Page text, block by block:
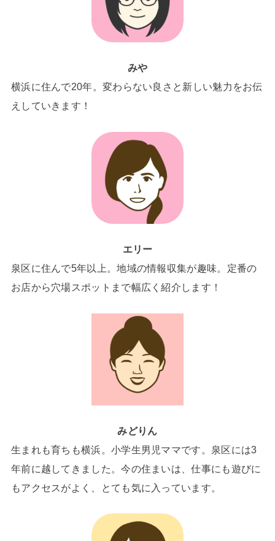
みや
横浜に住んで20年。変わらない良さと新しい魅力をお伝
えしていきます！
エリー
泉区に住んで5年以上。地域の情報収集が趣味。定番の
お店から穴場スポットまで幅広く紹介します！
みどりん
生まれも育ちも横浜。小学生男児ママです。泉区には3
年前に越してきました。今の住まいは、仕事にも遊びに
もアクセスがよく、とても気に入っています。